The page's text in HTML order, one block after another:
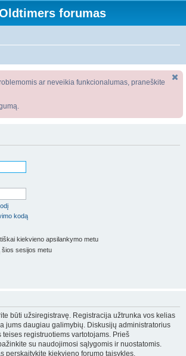
forumas
ar neveikia funkcionalumas, praneškite
kodą
kiekvieno apsilankymo metu
šios sesijos metu
būti užsiregistravę. Registracija užtrunka vos kelias
jums daugiau galimybių. Diskusijų administratorius
registruotiems vartotojams. Prieš
su naudojimosi sąlygomis ir nuostatomis.
perskaitykite kiekvieno forumo taisykles.